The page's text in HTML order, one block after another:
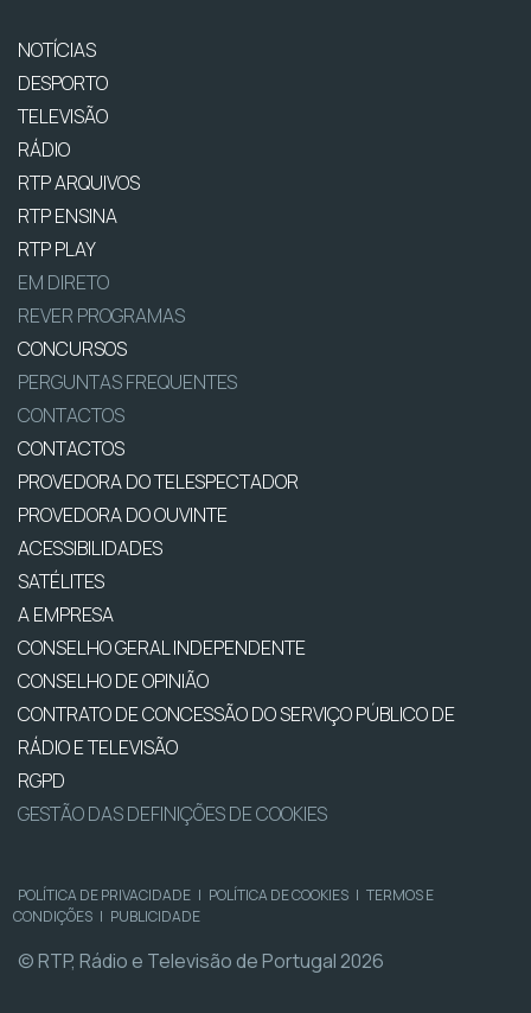
NOTÍCIAS
DESPORTO
TELEVISÃO
RÁDIO
RTP ARQUIVOS
RTP ENSINA
RTP PLAY
EM DIRETO
REVER PROGRAMAS
CONCURSOS
PERGUNTAS FREQUENTES
CONTACTOS
CONTACTOS
PROVEDORA DO TELESPECTADOR
PROVEDORA DO OUVINTE
ACESSIBILIDADES
SATÉLITES
A EMPRESA
CONSELHO GERAL INDEPENDENTE
CONSELHO DE OPINIÃO
CONTRATO DE CONCESSÃO DO SERVIÇO PÚBLICO DE
RÁDIO E TELEVISÃO
RGPD
GESTÃO DAS DEFINIÇÕES DE COOKIES
POLÍTICA DE PRIVACIDADE | POLÍTICA DE COOKIES | TERMOS E
CONDIÇÕES | PUBLICIDADE
© RTP, Rádio e Televisão de Portugal 2026